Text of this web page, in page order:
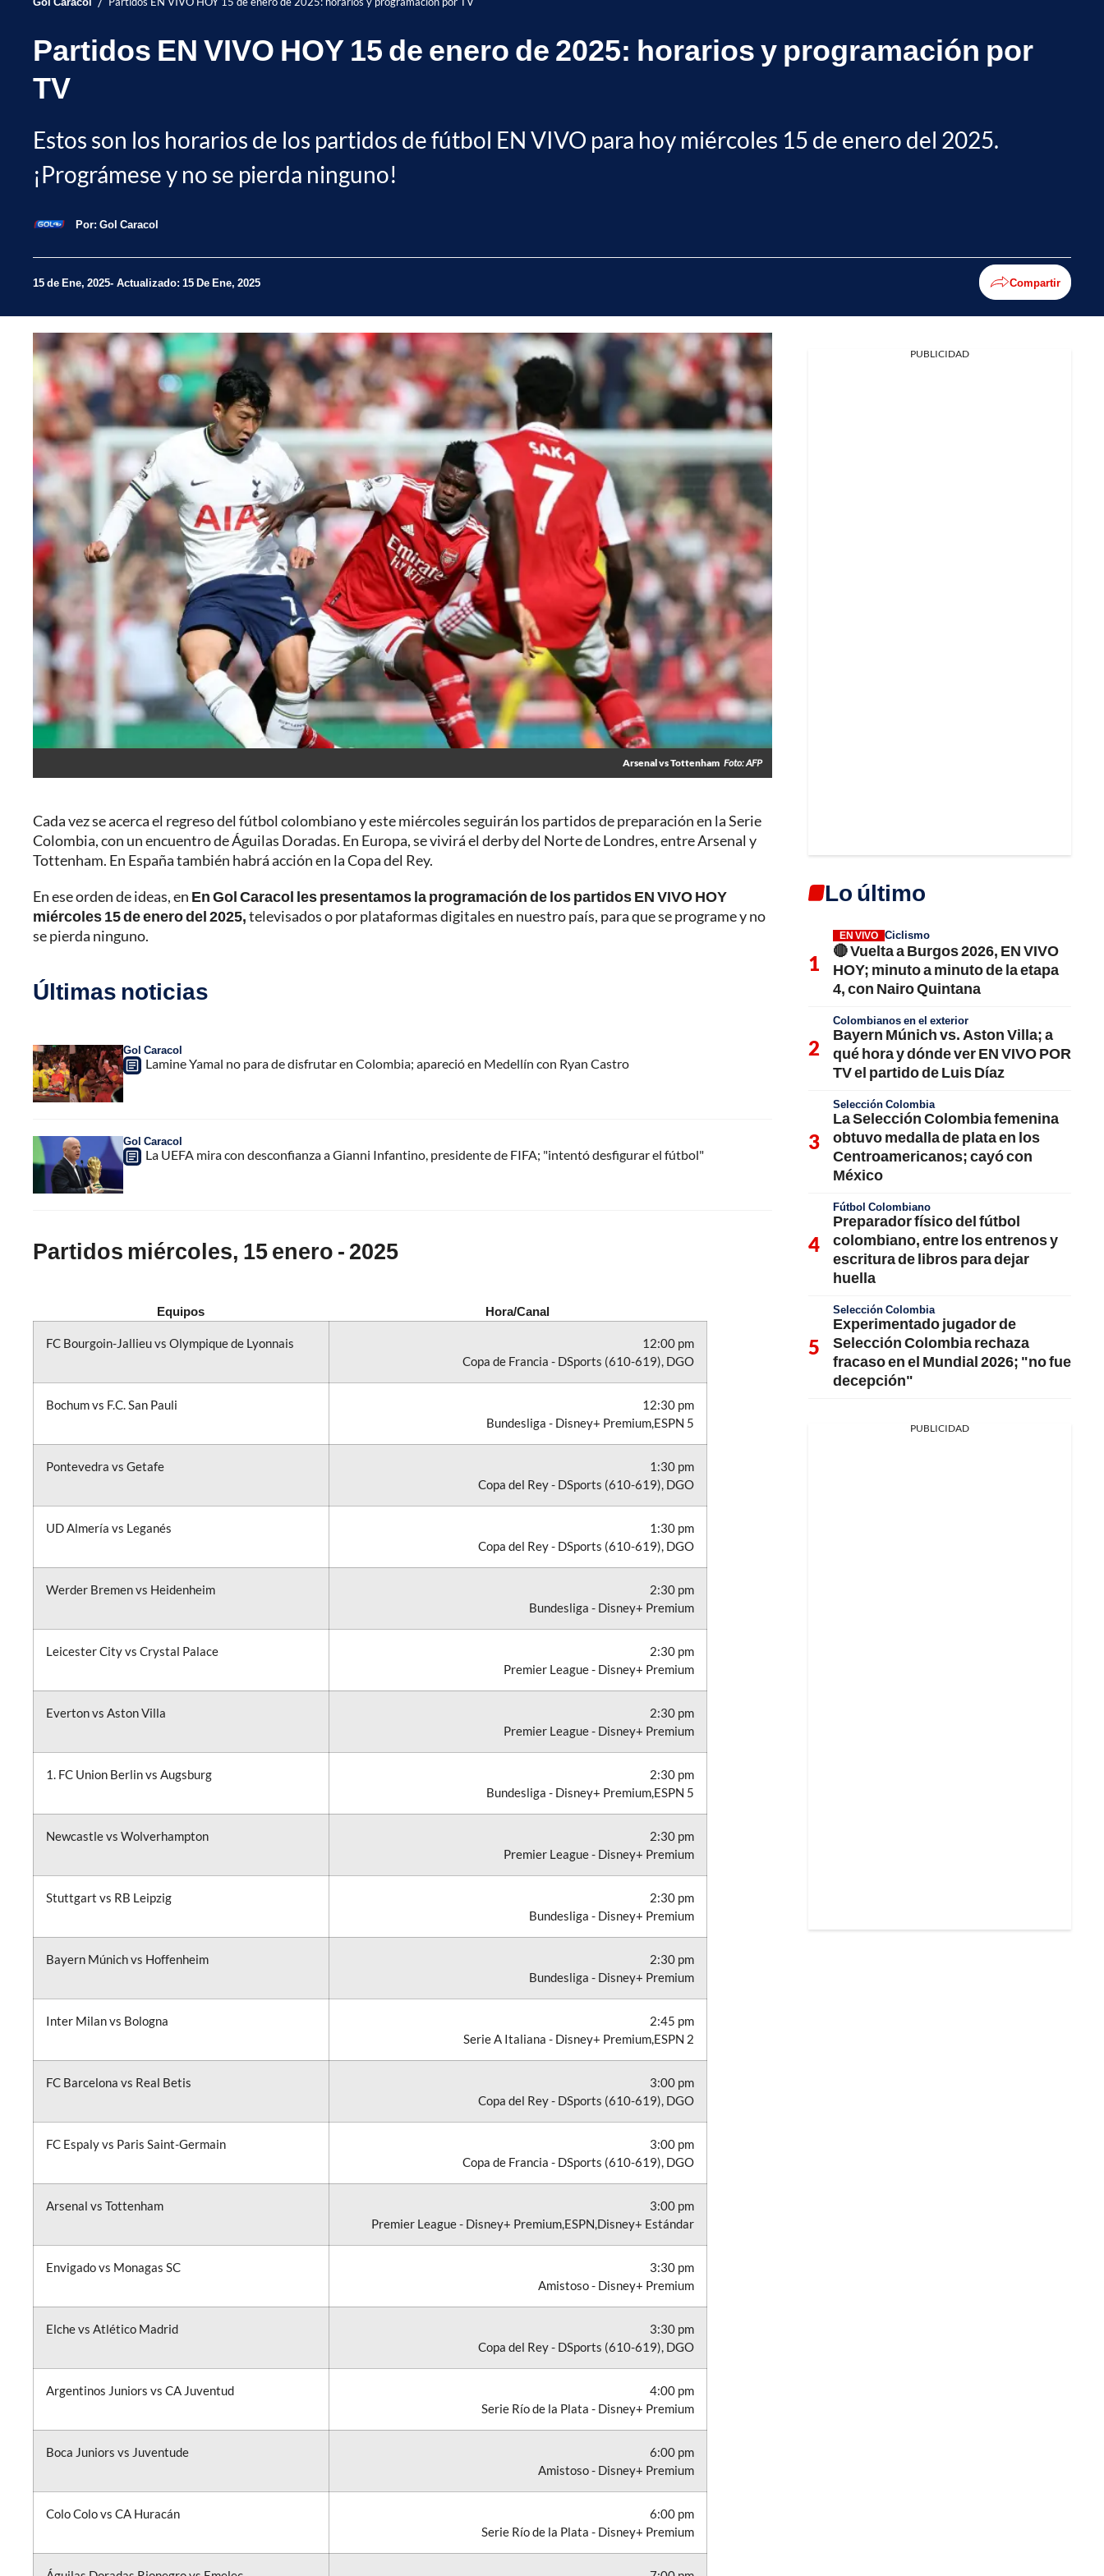
Partidos EN VIVO HOY 15 de enero de 2025: horarios y programación por
TV
Estos son los horarios de los partidos de fútbol EN VIVO para hoy miércoles 15 de enero del 2025.
¡Prográmese y no se pierda ninguno!
Por: Gol Caracol
15 de Ene, 2025 Actualizado: 15 De Ene, 2025 Compartir
Arsenal vs Tottenham Foto: AFP
Cada vez se acerca el regreso del fútbol colombiano y este miércoles seguirán los partidos de preparación en la Serie
Colombia, con un encuentro de Águilas Doradas. En Europa, se vivirá el derby del Norte de Londres, entre Arsenal y
Tottenham. En España también habrá acción en la Copa del Rey.
En ese orden de ideas, en En Gol Caracol les presentamos la programación de los partidos EN VIVO HOY
miércoles 15 de enero del 2025,televisados o por plataformas digitales en nuestro país, para que se programe y no
se pierda ninguno.
Últimas noticias
Gol Caracol
Lamine Yamal no para de disfrutar en Colombia; apareció en Medellín con Ryan Castro
Gol Caracol
La UEFA mira con desconfianza a Gianni Infantino, presidente de FIFA; "intentó desfigurar el fútbol"
Partidos miércoles, 15 enero - 2025
Equipos Hora/Canal
FC Bourgoin-Jallieu vs Olympique de Lyonnais
12:00 pm
Copa de Francia - DSports (610-619), DGO
Bochum vs F.C. San Pauli
12:30 pm
Bundesliga - Disney+ Premium,ESPN 5
Pontevedra vs Getafe
1:30 pm
Copa del Rey - DSports (610-619), DGO
UD Almería vs Leganés
1:30 pm
Copa del Rey - DSports (610-619), DGO
Werder Bremen vs Heidenheim
2:30 pm
Bundesliga - Disney+ Premium
Leicester City vs Crystal Palace
2:30 pm
Premier League - Disney+ Premium
Everton vs Aston Villa
2:30 pm
Premier League - Disney+ Premium
1. FC Union Berlin vs Augsburg
2:30 pm
Bundesliga - Disney+ Premium,ESPN 5
Newcastle vs Wolverhampton
2:30 pm
Premier League - Disney+ Premium
Stuttgart vs RB Leipzig
2:30 pm
Bundesliga - Disney+ Premium
Bayern Múnich vs Hoffenheim
2:30 pm
Bundesliga - Disney+ Premium
Inter Milan vs Bologna
2:45 pm
Serie A Italiana - Disney+ Premium,ESPN 2
FC Barcelona vs Real Betis
3:00 pm
Copa del Rey - DSports (610-619), DGO
FC Espaly vs Paris Saint-Germain
3:00 pm
Copa de Francia - DSports (610-619), DGO
Arsenal vs Tottenham
3:00 pm
Premier League - Disney+ Premium,ESPN,Disney+ Estándar
Envigado vs Monagas SC
3:30 pm
Amistoso - Disney+ Premium
Elche vs Atlético Madrid
3:30 pm
Copa del Rey - DSports (610-619), DGO
Argentinos Juniors vs CA Juventud
4:00 pm
Serie Río de la Plata - Disney+ Premium
Boca Juniors vs Juventude
6:00 pm
Amistoso - Disney+ Premium
Colo Colo vs CA Huracán
6:00 pm
Serie Río de la Plata - Disney+ Premium
PUBLICIDAD
Lo último
EN VIVO Ciclismo
🔴 Vuelta a Burgos 2026, EN VIVO
HOY; minuto a minuto de la etapa
4, con Nairo Quintana
Colombianos en el exterior
Bayern Múnich vs. Aston Villa; a
qué hora y dónde ver EN VIVO POR
TV el partido de Luis Díaz
Selección Colombia
La Selección Colombia femenina
obtuvo medalla de plata en los
Centroamericanos; cayó con
México
Fútbol Colombiano
Preparador físico del fútbol
colombiano, entre los entrenos y
escritura de libros para dejar
huella
Selección Colombia
Experimentado jugador de
Selección Colombia rechaza
fracaso en el Mundial 2026; "no fue
decepción"
PUBLICIDAD